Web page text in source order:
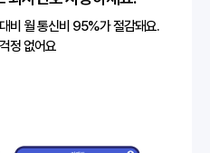
비 월 통신비 95%가 절감돼요.
정 없어요